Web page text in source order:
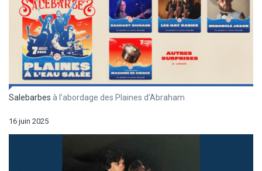
Salebarbes à l’abordage des Plaines d’Abraham
16 juin 2025